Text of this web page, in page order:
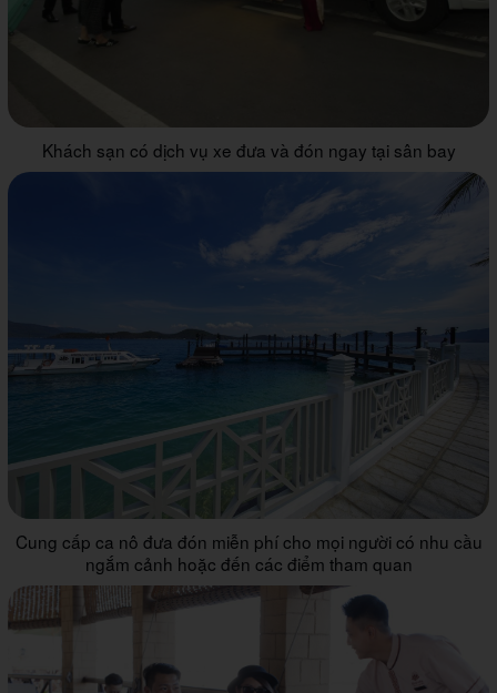
Khách sạn có dịch vụ xe đưa và đón ngay tại sân bay
Cung cấp ca nô đưa đón miễn phí cho mọi người có nhu cầu
ngắm cảnh hoặc đến các điểm tham quan